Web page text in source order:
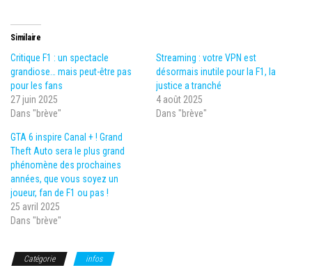
Similaire
Critique F1 : un spectacle
grandiose… mais peut-être pas
pour les fans
27 juin 2025
Dans "brève"
Streaming : votre VPN est
désormais inutile pour la F1, la
justice a tranché
4 août 2025
Dans "brève"
GTA 6 inspire Canal + ! Grand
Theft Auto sera le plus grand
phénomène des prochaines
années, que vous soyez un
joueur, fan de F1 ou pas !
25 avril 2025
Dans "brève"
Catégorie infos